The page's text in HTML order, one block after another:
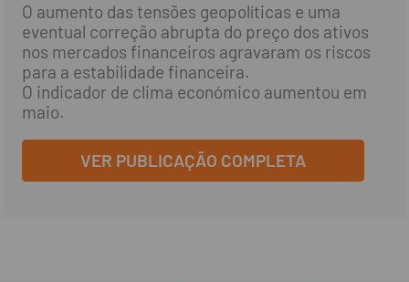
O aumento das tensões geopolíticas e uma
eventual correção abrupta do preço dos ativos
nos mercados financeiros agravaram os riscos
para a estabilidade financeira.
O indicador de clima económico aumentou em
maio.
VER PUBLICAÇÃO COMPLETA